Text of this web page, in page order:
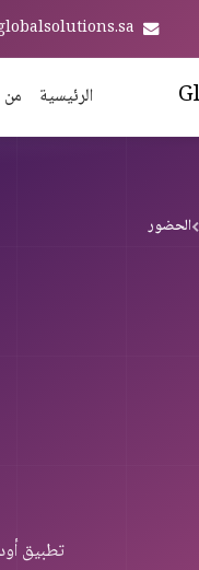
الرئيسية
الحضور
تطبيق